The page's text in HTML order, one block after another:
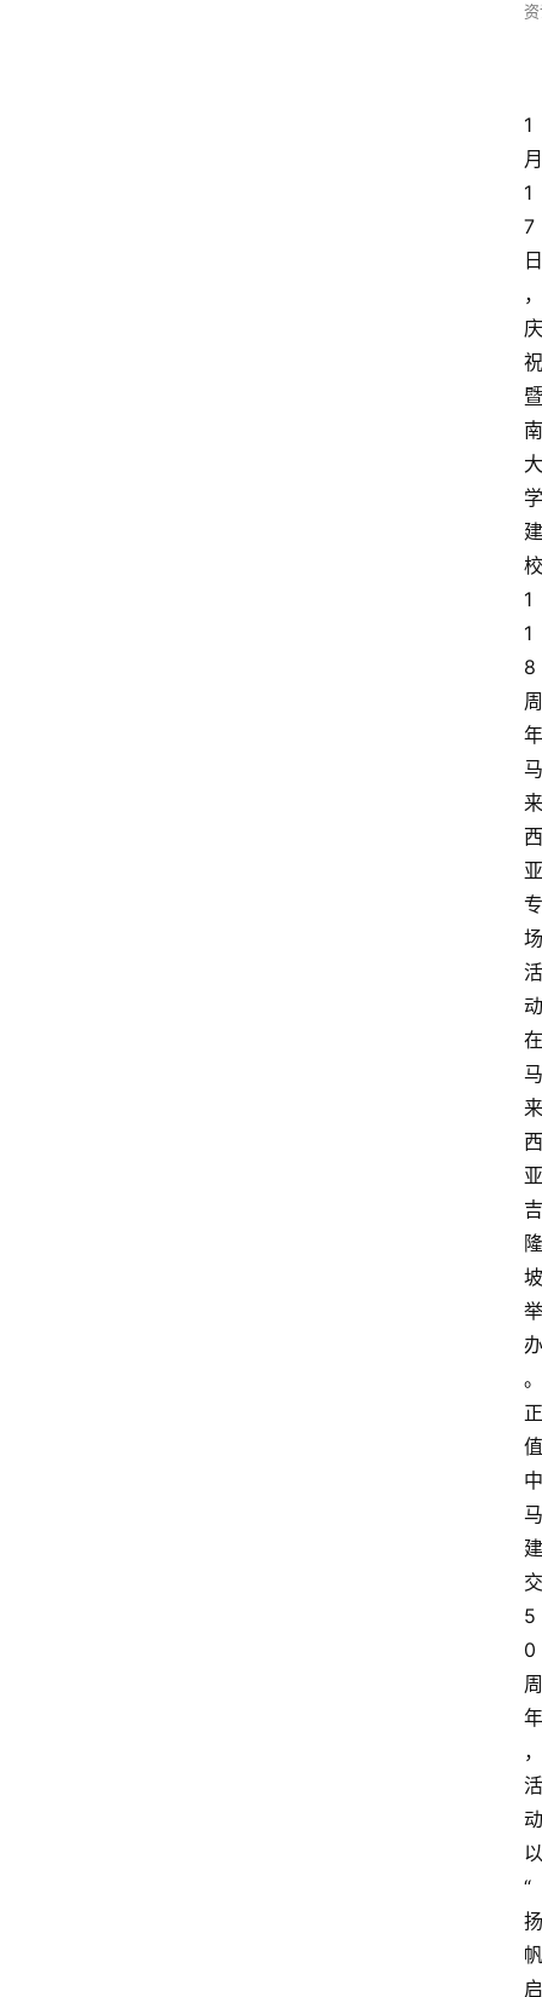
1
月
1
7
日
，
庆
祝
暨
南
大
学
建
校
1
1
8
周
年
马
来
西
亚
专
场
活
动
在
马
来
西
亚
吉
隆
坡
举
办
。
正
值
中
马
建
交
5
0
周
年
，
活
动
以
“
扬
帆
启